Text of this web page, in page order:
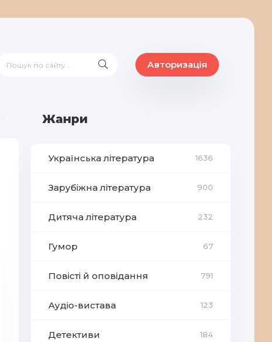
Авторизація
Жанри
Українська література 1636
Зарубіжна література 900
Дитяча література 232
Гумор 67
Повісті й оповідання 791
Аудіо-вистава 123
Детективи 184